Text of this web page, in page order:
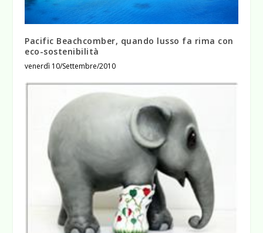
Pacific Beachcomber, quando lusso fa rima con
eco-sostenibilità
venerdì 10/Settembre/2010